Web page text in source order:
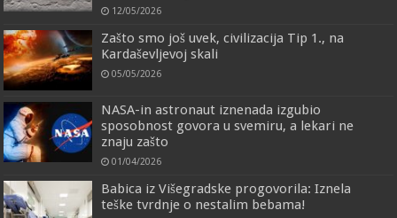
12/05/2026
Zašto smo još uvek, civilizacija Tip 1., na
Kardaševljevoj skali
05/05/2026
NASA-in astronaut iznenada izgubio
sposobnost govora u svemiru, a lekari ne
znaju zašto
01/04/2026
Babica iz Višegradske progovorila: Iznela
teške tvrdnje o nestalim bebama!